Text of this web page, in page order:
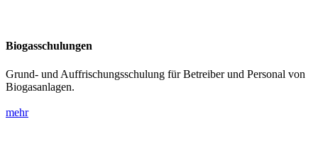
Biogasschulungen
Grund- und Auffrischungsschulung für Betreiber und Personal von
Biogasanlagen.
mehr